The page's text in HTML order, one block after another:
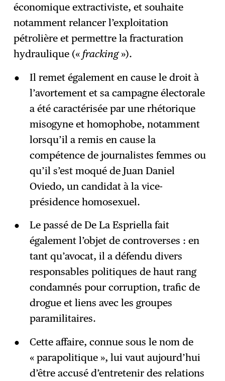
économique extractiviste, et souhaite
notamment relancer l’exploitation
pétrolière et permettre la fracturation
hydraulique (« fracking»).
Il remet également en cause le droit à
l’avortement et sa campagne électorale
a été caractérisée par une rhétorique
misogyne et homophobe, notamment
lorsqu’il a remis en cause la
compétence de journalistes femmes ou
qu’il s’est moqué de Juan Daniel
Oviedo, un candidat à la vice-
présidence homosexuel.
Le passé de De La Espriella fait
également l’objet de controverses : en
tant qu’avocat, il a défendu divers
responsables politiques de haut rang
condamnés pour corruption, trafic de
drogue et liens avec les groupes
paramilitaires.
Cette affaire, connue sous le nom de
« parapolitique », lui vaut aujourd’hui
d’être accusé d’entretenir des relations